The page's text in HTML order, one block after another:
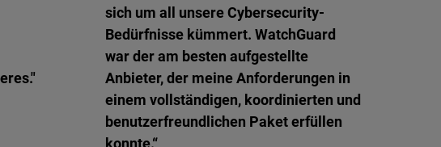
sich um all unsere Cybersecurity-
Bedürfnisse kümmert. WatchGuard
war der am besten aufgestellte
Anbieter, der meine Anforderungen in
einem vollständigen, koordinierten und
benutzerfreundlichen Paket erfüllen
konnte.“